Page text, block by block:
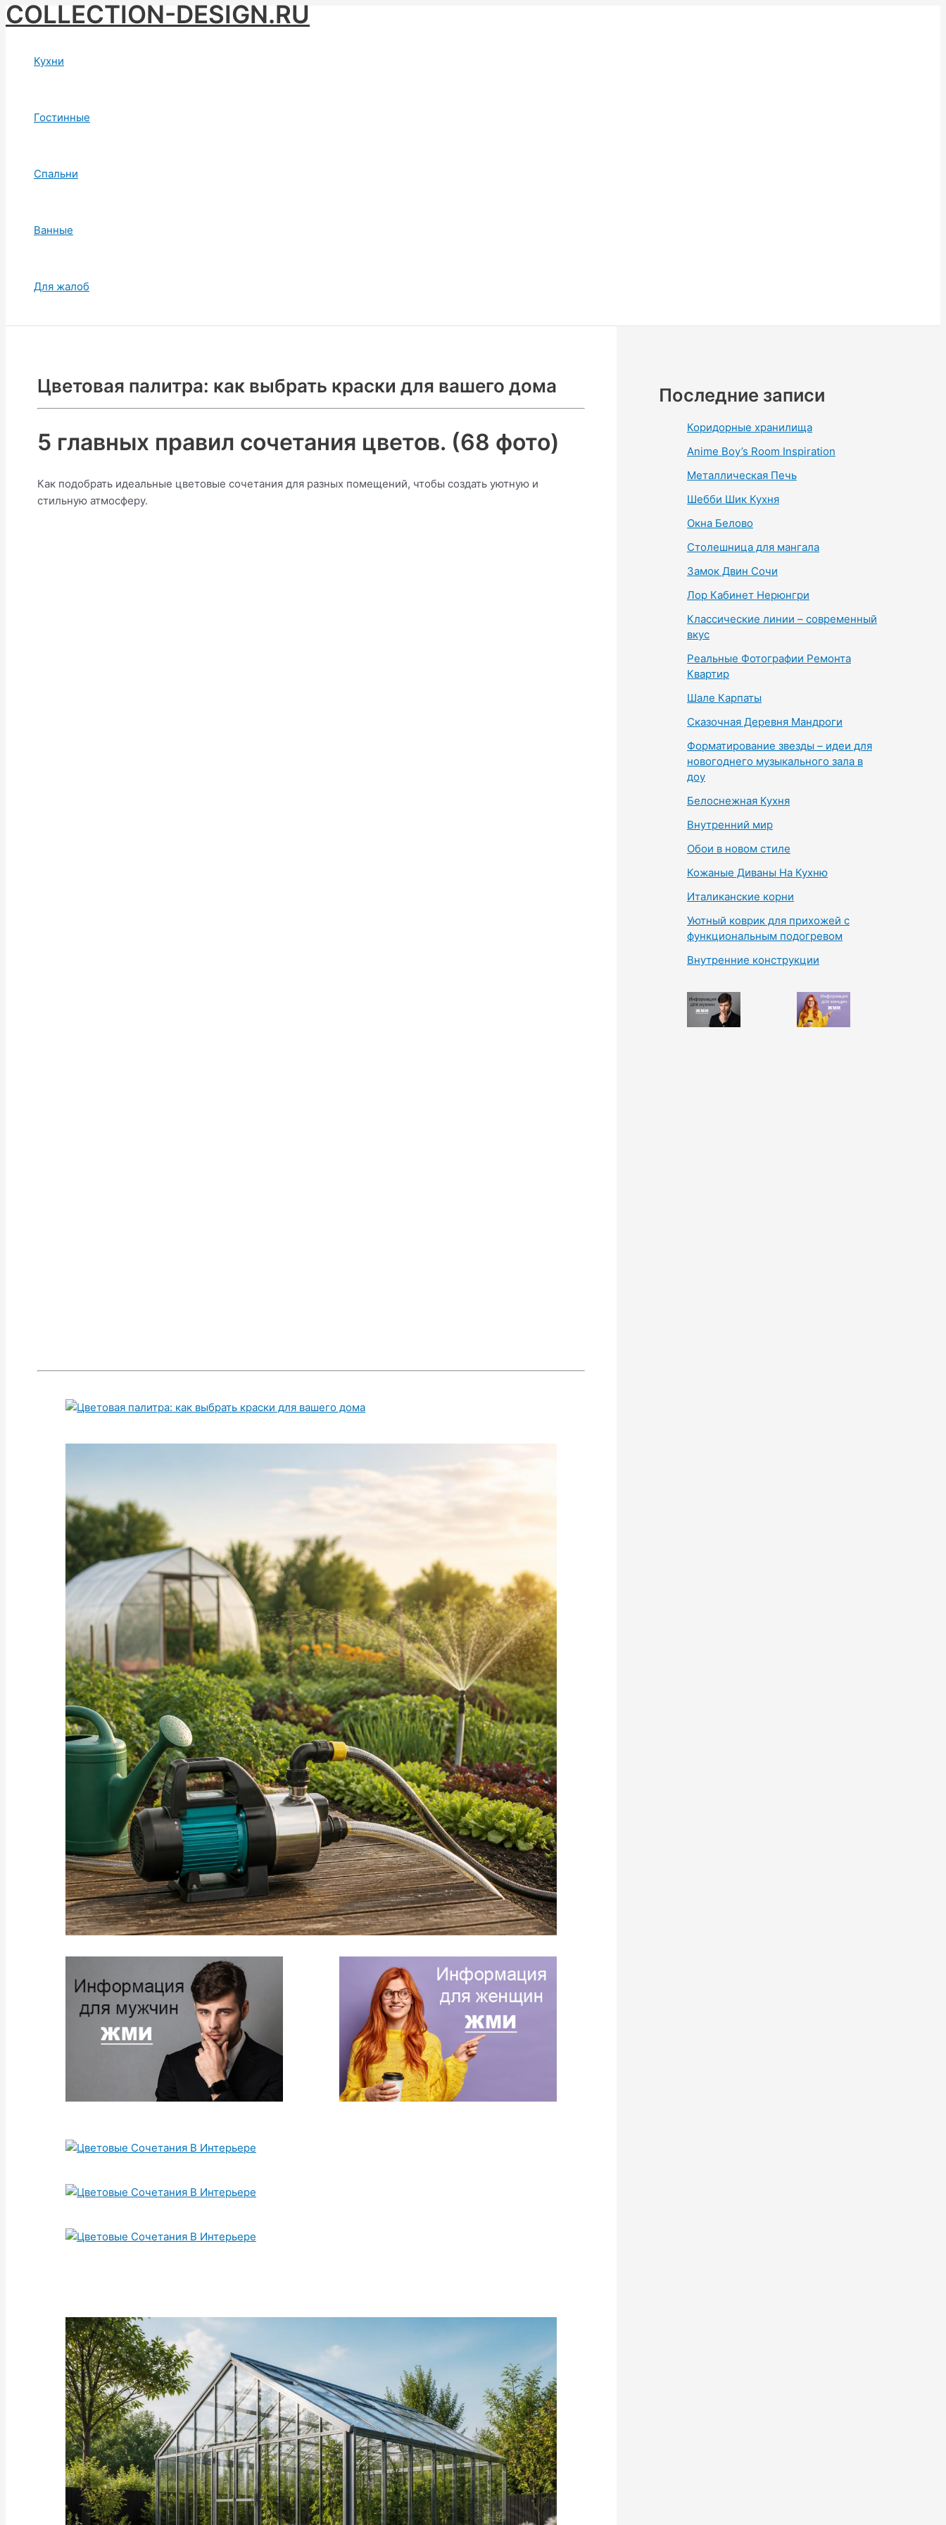
Skip
to
COLLECTION-DESIGN.RU
Кухни
Гостинные
Спальни
Ванные
Для жалоб
Цветовая палитра: как выбрать краски для вашего дома
5 главных правил сочетания цветов. (68 фото)
Как подобрать идеальные цветовые сочетания для разных помещений, чтобы создать уютную и
стильную атмосферу.
Последние записи
Коридорные хранилища
Anime Boy’s Room Inspiration
Металлическая Печь
Шебби Шик Кухня
Окна Белово
Столешница для мангала
Замок Двин Сочи
Лор Кабинет Нерюнгри
Классические линии – современный
вкус
Реальные Фотографии Ремонта
Квартир
Шале Карпаты
Сказочная Деревня Мандроги
Форматирование звезды – идеи для
новогоднего музыкального зала в
доу
Белоснежная Кухня
Внутренний мир
Обои в новом стиле
Кожаные Диваны На Кухню
Италиканские корни
Уютный коврик для прихожей с
функциональным подогревом
Внутренние конструкции